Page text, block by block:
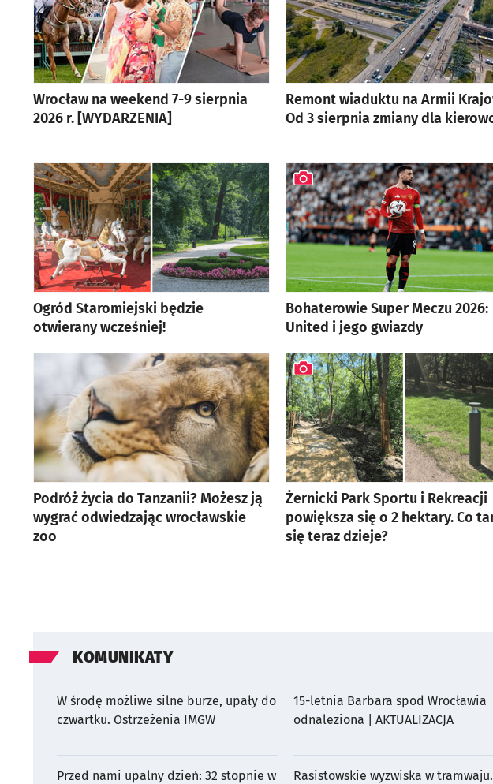
Wrocław na weekend 7-9 sierpnia
2026 r. [WYDARZENIA]
Remont wiaduktu na Armii
Od 3 sierpnia zmiany dla
Ogród Staromiejski będzie
otwierany wcześniej!
Bohaterowie Super Meczu 2026:
United i jego gwiazdy
Podróż życia do Tanzanii? Możesz ją
wygrać odwiedzając wrocławskie
zoo
Żernicki Park Sportu i Rekreacji
powiększa się o 2 hektary. Co
się teraz dzieje?
KOMUNIKATY
W środę możliwe silne burze, upały do
czwartku. Ostrzeżenia IMGW
15-letnia Barbara spod Wrocławia
odnaleziona | AKTUALIZACJA
Przed nami upalny dzień: 32 stopnie w
Rasistowskie wyzwiska w tramwaju.